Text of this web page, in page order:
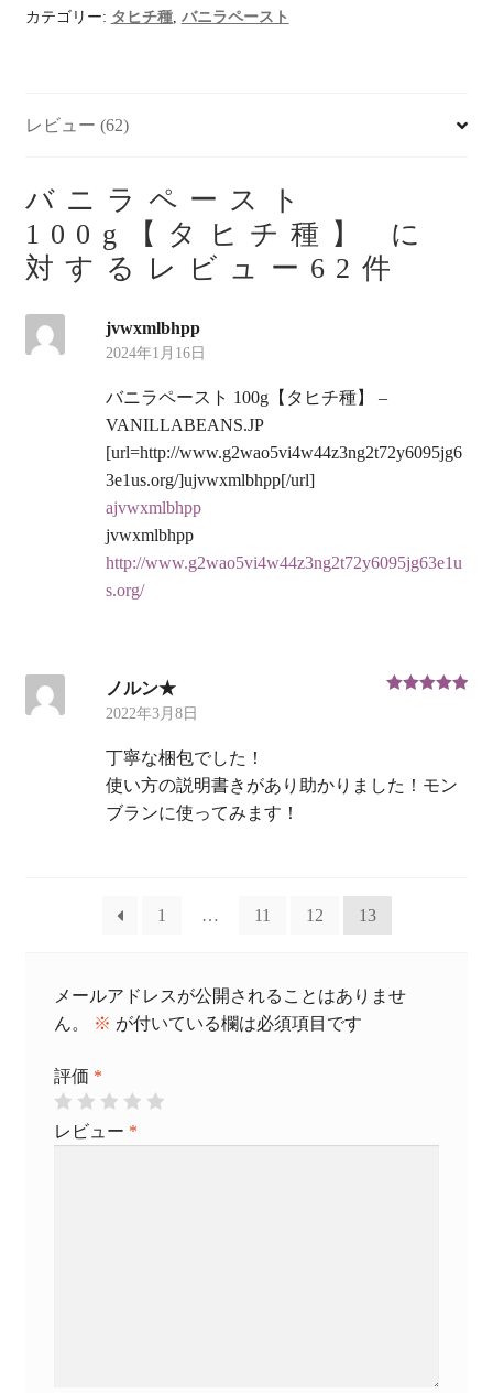
ー
ヒ
個
カテゴリー: タヒチ種, バニラペースト
レビュー (62)
バニラペースト
100g【タヒチ種】
に
対するレビュー62件
jvwxmlbhpp
2024年1月16日
バニラペースト 100g【タヒチ種】 –
VANILLABEANS.JP
[url=http://www.g2wao5vi4w44z3ng2t72y6095jg6
3e1us.org/]ujvwxmlbhpp[/url]
ajvwxmlbhpp
jvwxmlbhpp
http://www.g2wao5vi4w44z3ng2t72y6095jg63e1u
s.org/
ノルン★
2022年3月8日
丁寧な梱包でした！
使い方の説明書きがあり助かりました！モン
ブランに使ってみます！
1 … 11 12 13
メールアドレスが公開されることはありませ
ん。
※ が付いている欄は必須項目です
評価 *
レビュー *